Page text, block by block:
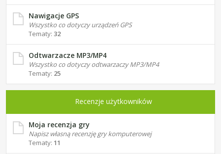
Nawigacje GPS
Wszystko co dotyczy urządzeń GPS
Tematy: 32
Odtwarzacze MP3/MP4
Wszystko co dotyczy odtwarzaczy MP3/MP4
Tematy: 25
Recenzje użytkowników
Moja recenzja gry
Napisz własną recenzję gry komputerowej
Tematy: 11